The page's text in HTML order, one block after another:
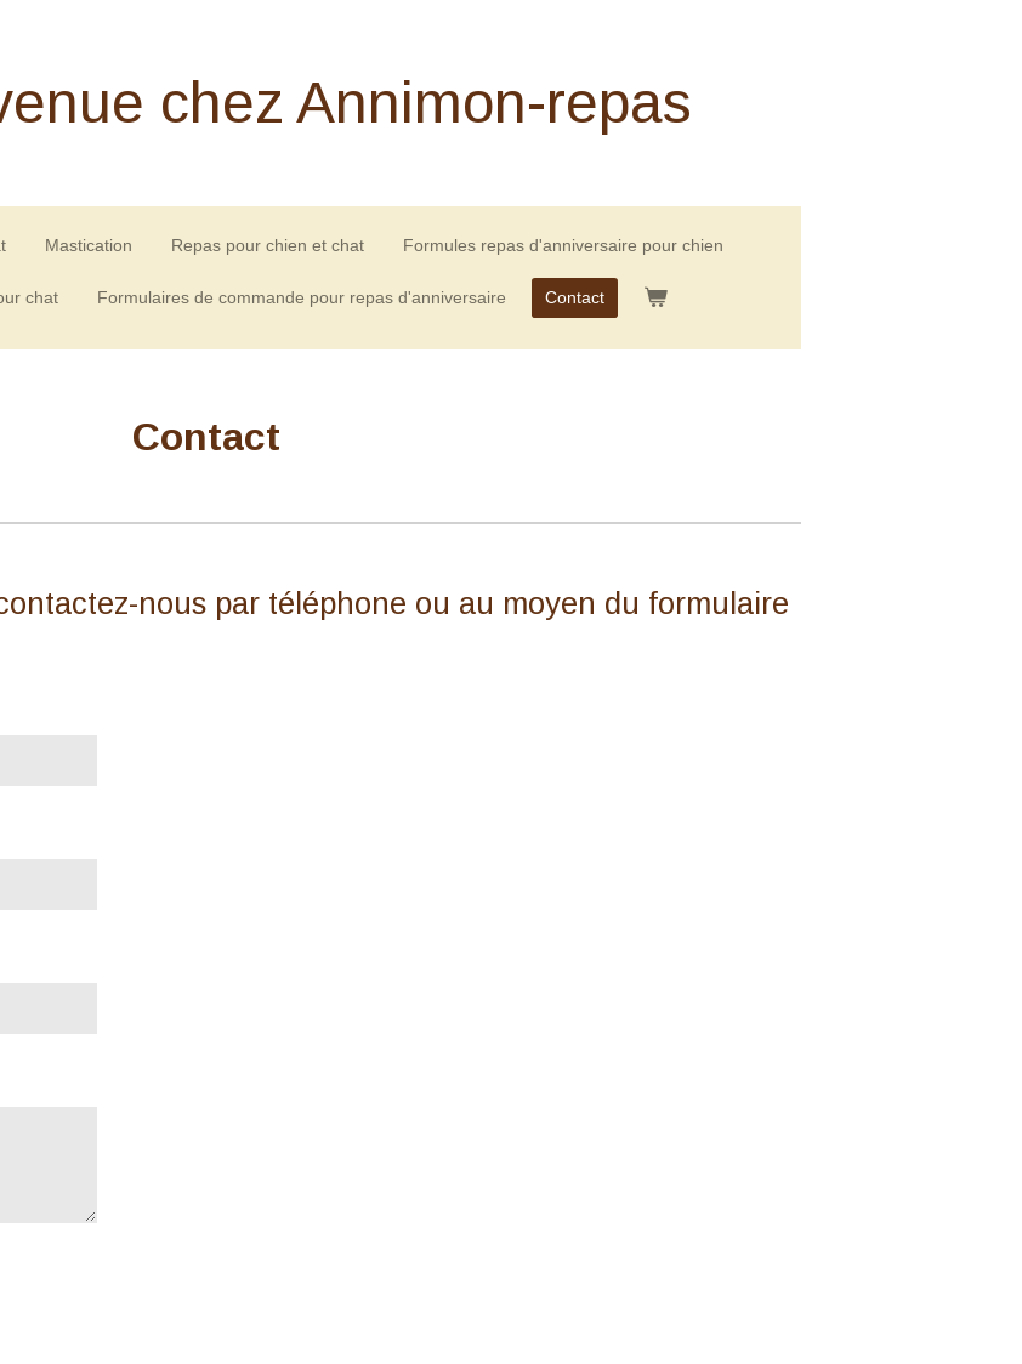
chez Annimon-repas
Mastication Repas pour chien et chat Formules repas d'anniversaire pour chien
chat Formulaires de commande pour repas d'anniversaire Contact
Contact
nous par téléphone ou au moyen du formulaire